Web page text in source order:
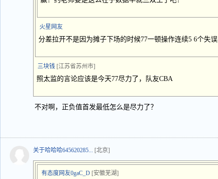
火星网友
分差拉开不是因为摊子下场的时候77一顿操作连续5 6个失
三块钱 [江苏省苏州市]
照太监的言论应该是今天77尽力了，队友CBA
不对啊，正负值首发最低怎么是尽力了？
关于哈哈哈645620285... [北京]
有态度网友0gaC_D [安徽芜湖]